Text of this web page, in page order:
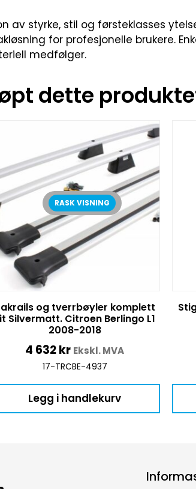
av styrke, stil og førsteklasses
for profesjonelle brukere.
medfølger.
dette
RASK VISNING
og tverrbøyler komplett
Silvermatt. Citroen Berlingo L1
2008-2018
4 632kr Ekskl. MVA
17-TRCBE-4937
Legg i handlekurv